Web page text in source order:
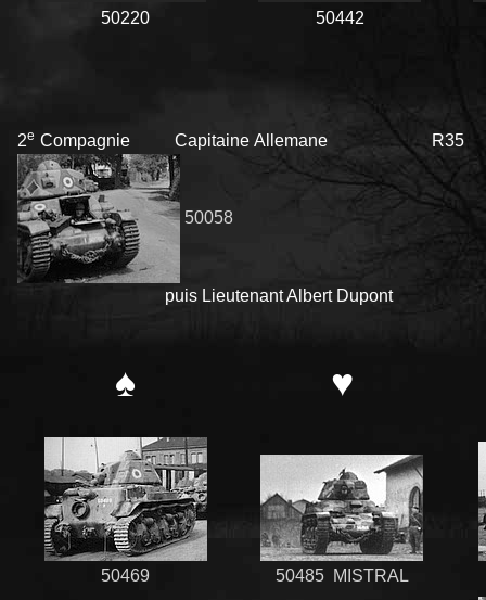
50220 50442
2e Compagnie Capitaine Allemane R35
50058
puis Lieutenant Albert Dupont
♠ ♥
50469 50485 MISTRAL